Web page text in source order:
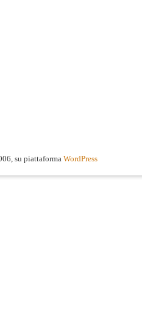
su piattaforma WordPress